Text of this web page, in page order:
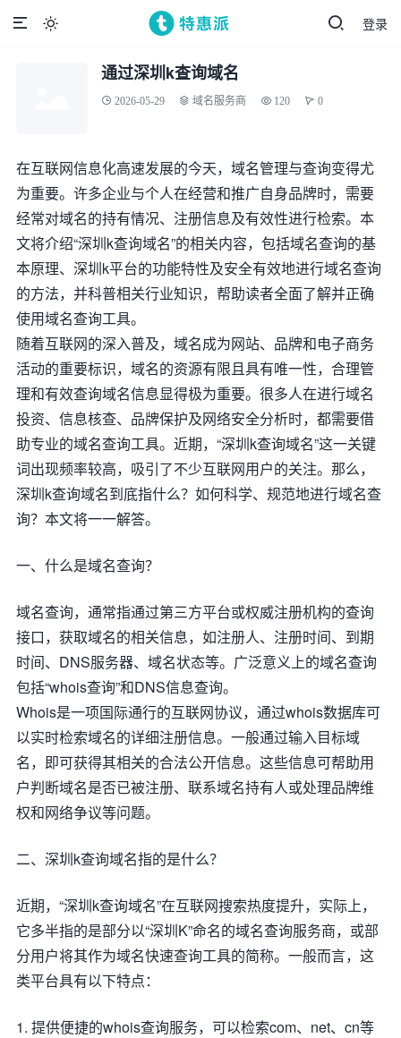
登录

通过深圳k查询域名
2026-05-29 域名服务商 120 0
在互联网信息化高速发展的今天，域名管理与查询变得尤
为重要。许多企业与个人在经营和推广自身品牌时，需要
经常对域名的持有情况、注册信息及有效性进行检索。本
文将介绍“深圳k查询域名”的相关内容，包括域名查询的基
本原理、深圳k平台的功能特性及安全有效地进行域名查询
的方法，并科普相关行业知识，帮助读者全面了解并正确
使用域名查询工具。
随着互联网的深入普及，域名成为网站、品牌和电子商务
活动的重要标识，域名的资源有限且具有唯一性，合理管
理和有效查询域名信息显得极为重要。很多人在进行域名
投资、信息核查、品牌保护及网络安全分析时，都需要借
助专业的域名查询工具。近期，“深圳k查询域名”这一关键
词出现频率较高，吸引了不少互联网用户的关注。那么，
深圳k查询域名到底指什么？如何科学、规范地进行域名查
询？本文将一一解答。
一、什么是域名查询？
域名查询，通常指通过第三方平台或权威注册机构的查询
接口，获取域名的相关信息，如注册人、注册时间、到期
时间、DNS服务器、域名状态等。广泛意义上的域名查询
包括“whois查询”和DNS信息查询。
Whois是一项国际通行的互联网协议，通过whois数据库可
以实时检索域名的详细注册信息。一般通过输入目标域
名，即可获得其相关的合法公开信息。这些信息可帮助用
户判断域名是否已被注册、联系域名持有人或处理品牌维
权和网络争议等问题。
二、深圳k查询域名指的是什么？
近期，“深圳k查询域名”在互联网搜索热度提升，实际上，
它多半指的是部分以“深圳K”命名的域名查询服务商，或部
分用户将其作为域名快速查询工具的简称。一般而言，这
类平台具有以下特点：
1. 提供便捷的whois查询服务，可以检索com、net、cn等